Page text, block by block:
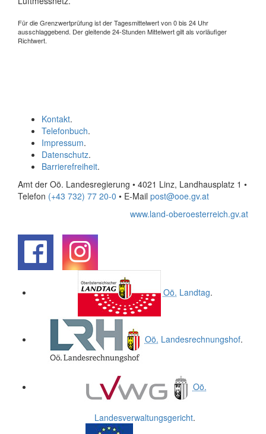
Für die Grenzwertprüfung ist der Tagesmittelwert von 0 bis 24 Uhr
ausschlaggebend. Der gleitende 24-Stunden Mittelwert gilt als vorläufiger
Richtwert.
Kontakt.
Telefonbuch.
Impressum.
Datenschutz.
Barrierefreiheit.
Amt der Oö. Landesregierung • 4021 Linz, Landhausplatz 1 •
Telefon (+43 732) 77 20-0 • E-Mail post@ooe.gv.at
www.land-oberoesterreich.gv.at
Oö. Landtag.
Oö. Landesrechnungshof.
Oö.
Landesverwaltungsgericht.